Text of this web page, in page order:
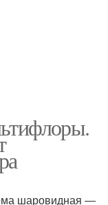
шаровидная ―